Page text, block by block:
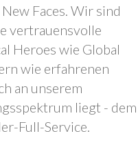
Faces. Wir sind
vertrauensvolle
Heroes wie Global
wie erfahrenen
an unserem
liegt - dem
Full-Service.